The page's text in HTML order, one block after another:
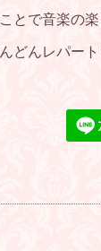
とで音楽の
どんレパー